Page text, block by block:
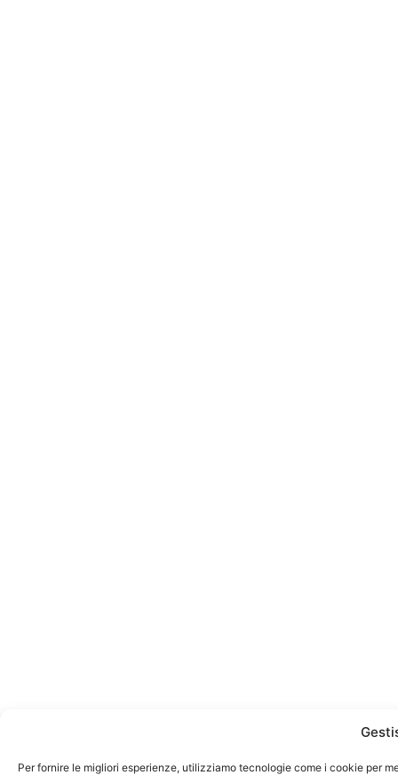
Per fornire le migliori esperienze, utilizziamo tecnologie come i cookie per